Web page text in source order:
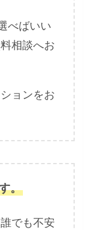
べばいい
相談へお
ョンをお
。
でも不安